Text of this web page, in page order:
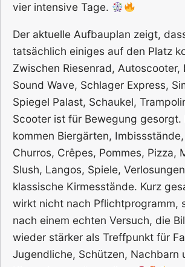
vier intensive Tage.
Der aktuelle Aufbauplan zeigt,
tatsächlich einiges auf den Platz
Zwischen Riesenrad, Autoscooter,
Sound Wave, Schlager Express,
Spiegel Palast, Schaukel,
Scooter ist für Bewegung gesorgt.
kommen Biergärten,
Churros, Crêpes, Pommes, Pizza,
Slush, Langos, Spiele,
klassische Kirmesstände. Kurz
wirkt nicht nach Pflichtprogramm,
nach einem echten Versuch, die
wieder stärker als Treffpunkt für
Jugendliche, Schützen, Nachbarn